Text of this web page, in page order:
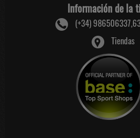
Información de la
(+34)
Tiendas